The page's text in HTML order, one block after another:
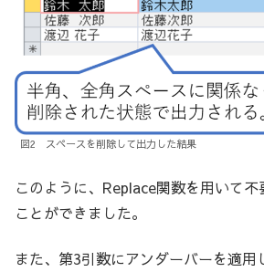
図2 スペースを削除して出力した結果
このように、Replace関数を用いて不
ことができました。
また、第3引数にアンダーバーを適